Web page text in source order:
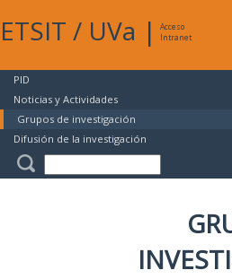
ETSIT / UVa |
Acceso
Intranet
PID
Noticias y Actividades
Grupos de investigación
Difusión de la investigación